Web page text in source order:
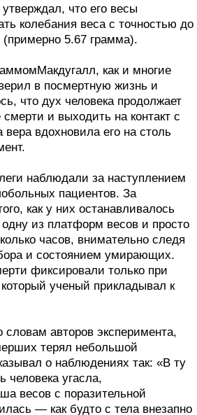
что его весы
колебания веса с точностью до
5.67 грамма).
как и многие
в посмертную жизнь и
что дух человека продолжает
и выходить на контакт с
вдохновила его на столь
наблюдали за наступлением
пациентов. За
как у них останавливалось
из платформ весов и просто
часов, внимательно следя
и состоянием умирающих.
фиксировали только при
ученый прикладывал к
авторов эксперимента,
терял небольшой
о наблюдениях так: «В ту
человека угасла,
весов с поразительной
— как будто с тела внезапно